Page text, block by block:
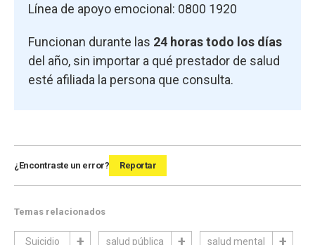
Línea de apoyo emocional: 0800 1920
Funcionan durante las 24 horas todo los días
del año, sin importar a qué prestador de salud
esté afiliada la persona que consulta.
¿Encontraste un error? Reportar
Temas relacionados
Suicidio salud pública salud mental